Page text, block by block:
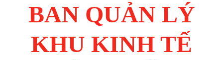
BAN QUẢN LÝ
KHU KINH TẾ